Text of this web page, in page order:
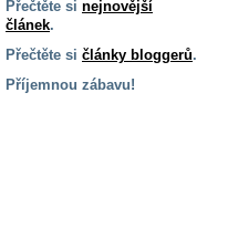
Přečtěte si nejnovější
článek.
Přečtěte si články bloggerů.
Příjemnou zábavu!